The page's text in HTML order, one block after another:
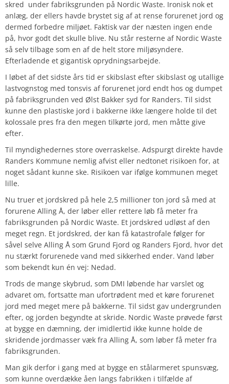
skred under fabriksgrunden på Nordic Waste. Ironisk nok et
anlæg, der ellers havde brystet sig af at rense forurenet jord og
dermed forbedre miljøet. Faktisk var der næsten ingen ende
på, hvor godt det skulle blive. Nu står resterne af Nordic Waste
så selv tilbage som en af de helt store miljøsyndere.
Efterladende et gigantisk oprydningsarbejde.
I løbet af det sidste års tid er skibslast efter skibslast og utallige
lastvognstog med tonsvis af forurenet jord endt hos og dumpet
på fabriksgrunden ved Ølst Bakker syd for Randers. Til sidst
kunne den plastiske jord i bakkerne ikke længere holde til det
kolossale pres fra den megen tilkørte jord, men måtte give
efter.
Til myndighedernes store overraskelse. Adspurgt direkte havde
Randers Kommune nemlig afvist eller nedtonet risikoen for, at
noget sådant kunne ske. Risikoen var ifølge kommunen meget
lille.
Nu truer et jordskred på hele 2,5 millioner ton jord så med at
forurene Alling Å, der løber eller rettere løb få meter fra
fabriksgrunden på Nordic Waste. Et jordskred udløst af den
meget regn. Et jordskred, der kan få katastrofale følger for
såvel selve Alling Å som Grund Fjord og Randers Fjord, hvor det
nu stærkt forurenede vand med sikkerhed ender. Vand løber
som bekendt kun én vej: Nedad.
Trods de mange skybrud, som DMI løbende har varslet og
advaret om, fortsatte man ufortrødent med et køre forurenet
jord med meget mere på bakkerne. Til sidst gav undergrunden
efter, og jorden begyndte at skride. Nordic Waste prøvede først
at bygge en dæmning, der imidlertid ikke kunne holde de
skridende jordmasser væk fra Alling Å, som løber få meter fra
fabriksgrunden.
Man gik derfor i gang med at bygge en stålarmeret spunsvæg,
som kunne overdække åen langs fabrikken i tilfælde af